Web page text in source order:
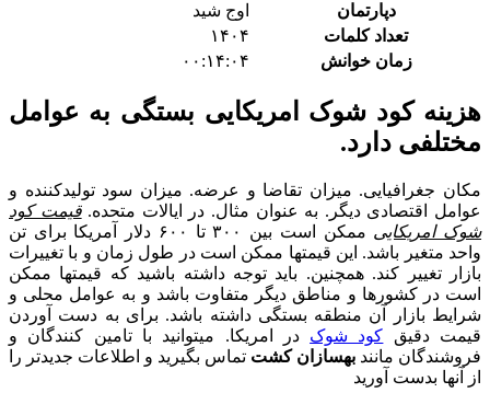
دپارتمان
اوج شید
تعداد کلمات
۱۴۰۴
زمان خوانش
۰۰:۱۴:۰۴
هزینه کود شوک امریکایی بستگی به عوامل
مختلفی دارد.
مکان جغرافیایی. میزان تقاضا و عرضه. میزان سود تولیدکننده و
عوامل اقتصادی دیگر. به عنوان مثال. در ایالات متحده.قیمت کود
شوک امریکایی
ممکن است بین ۳۰۰ تا ۶۰۰ دلار آمریکا برای تن
واحد متغیر باشد. این قیمتها ممکن است در طول زمان و با تغییرات
بازار تغییر کند. همچنین. باید توجه داشته باشید که قیمتها ممکن
است در کشورها و مناطق دیگر متفاوت باشد و به عوامل محلی و
شرایط بازار آن منطقه بستگی داشته باشد. برای به دست آوردن
قیمت دقیق کود شوک در امریکا. میتوانید با تامین کنندگان و
فروشندگان مانند بهسازان کشت تماس بگیرید و اطلاعات جدیدتر را
از آنها بدست آورید